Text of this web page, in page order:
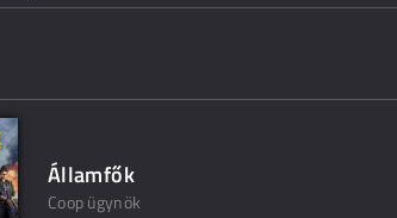
Államfők
Coop ügynök